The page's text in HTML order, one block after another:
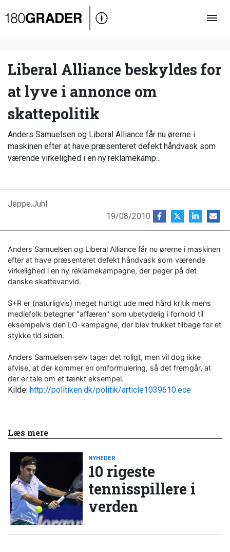
Oversigt
Debat
Video
Podcast
Liberal Alliance beskyldes for
at lyve i annonce om
skattepolitik
Anders Samuelsen og Liberal Alliance får nu ørerne i
maskinen efter at have præsenteret defekt håndvask som
værende virkelighed i en ny reklamekamp...
Jeppe.Juhl
19/08/2010
Anders Samuelsen og Liberal Alliance får nu ørerne i maskinen
efter at have præsenteret defekt håndvask som værende
virkelighed i en ny reklamekampagne, der peger på det
danske skattevanvid.
S+R er (naturligvis) meget hurtigt ude med hård kritik mens
mediefolk betegner "affæren" som ubetydelig i forhold til
eksempelvis den LO-kampagne, der blev trukket tilbage for et
stykke tid siden.
Anders Samuelsen selv tager det roligt, men vil dog ikke
afvise, at der kommer en omformulering, så det fremgår, at
der er tale om et tænkt eksempel.
Kilde: http://politiken.dk/politik/article1039610.ece
Læs mere
NYHEDER
10 rigeste
tennisspillere i
verden